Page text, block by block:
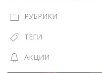
РУБРИКИ
ТЕГИ
АКЦИИ